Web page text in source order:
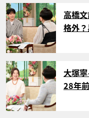
サムネイ
高橋
格外
サムネイ
大塚
28年